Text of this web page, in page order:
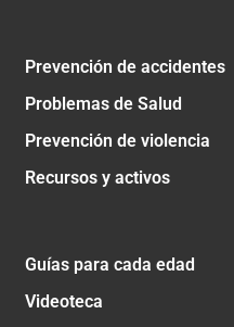
Prevención de accidentes
Problemas de Salud
Prevención de violencia
Recursos y activos
Guías para cada edad
Videoteca